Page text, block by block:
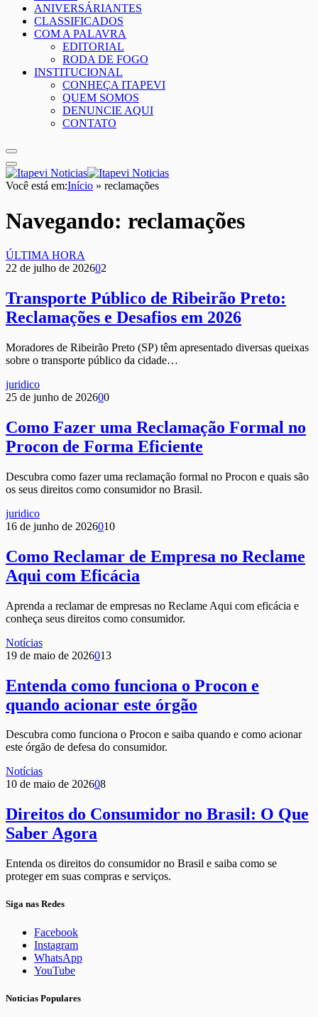
ANIVERSÁRIANTES
CLASSIFICADOS
COM A PALAVRA
EDITORIAL
RODA DE FOGO
INSTITUCIONAL
CONHEÇA ITAPEVI
QUEM SOMOS
DENUNCIE AQUI
CONTATO
Você está em:Início » reclamações
Navegando: reclamações
ÚLTIMA HORA
22 de julho de 202602
Transporte Público de Ribeirão Preto:
Reclamações e Desafios em 2026
Moradores de Ribeirão Preto (SP) têm apresentado diversas queixas
sobre o transporte público da cidade…
juridico
25 de junho de 202600
Como Fazer uma Reclamação Formal no
Procon de Forma Eficiente
Descubra como fazer uma reclamação formal no Procon e quais são
os seus direitos como consumidor no Brasil.
juridico
16 de junho de 2026010
Como Reclamar de Empresa no Reclame
Aqui com Eficácia
Aprenda a reclamar de empresas no Reclame Aqui com eficácia e
conheça seus direitos como consumidor.
Notícias
19 de maio de 2026013
Entenda como funciona o Procon e
quando acionar este órgão
Descubra como funciona o Procon e saiba quando e como acionar
este órgão de defesa do consumidor.
Notícias
10 de maio de 202608
Direitos do Consumidor no Brasil: O Que
Saber Agora
Entenda os direitos do consumidor no Brasil e saiba como se
proteger em suas compras e serviços.
Siga nas Redes
Facebook
Instagram
WhatsApp
YouTube
Noticias Populares